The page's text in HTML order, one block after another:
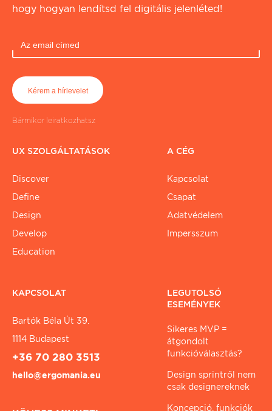
hogy hogyan lendítsd fel digitális jelenléted!
Bármikor leiratkozhatsz
UX SZOLGÁLTATÁSOK
Discover
Define
Design
Develop
Education
A CÉG
Kapcsolat
Csapat
Adatvédelem
Impersszum
KAPCSOLAT
Bartók Béla Út 39.
1114 Budapest
+36 70 280 3513
hello@ergomania.eu
LEGUTOLSÓ
ESEMÉNYEK
Sikeres MVP =
átgondolt
funkcióválasztás?
Design sprintről nem
csak designereknek
Koncepció, funkciók